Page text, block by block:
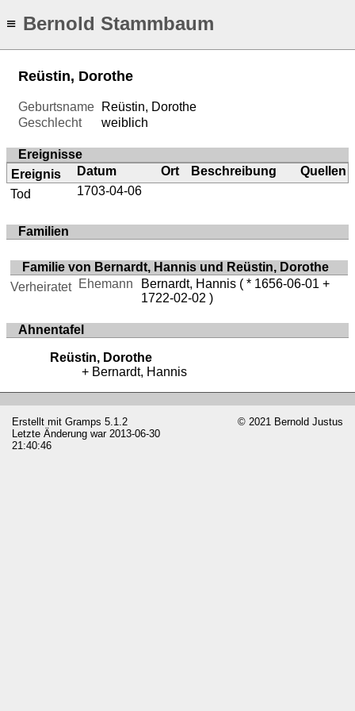
≡ Bernold Stammbaum
Reüstin, Dorothe
Geburtsname
Reüstin, Dorothe
Geschlecht
weiblich
Ereignisse
Ereignis
Datum Ort Beschreibung
Quellen
Tod
1703-04-06
Familien
Familie von Bernardt, Hannis und Reüstin, Dorothe
Verheiratet
Ehemann Bernardt, Hannis ( * 1656-06-01 +
1722-02-02 )
Ahnentafel
Reüstin, Dorothe
Bernardt, Hannis
Erstellt mit Gramps 5.1.2
Letzte Änderung war 2013-06-30
21:40:46
© 2021 Bernold Justus